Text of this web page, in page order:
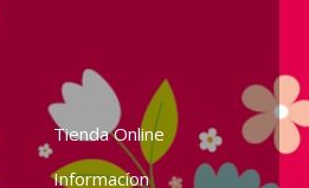
Tienda Online
Informacíon